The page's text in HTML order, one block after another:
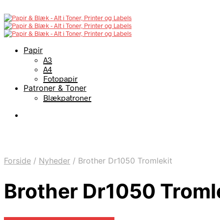
Papir
A3
A4
Fotopapir
Patroner & Toner
Blækpatroner
Forside / Nyheder / Brother Dr1050 Tromlekit
Brother Dr1050